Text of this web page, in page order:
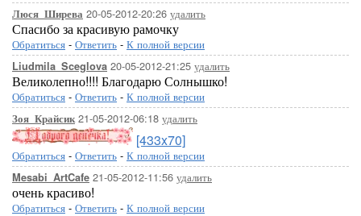
Люся_Ширева 20-05-2012-20:26 удалить
Спасибо за красивую рамочку
Обратиться - Ответить - К полной версии
Liudmila_Sceglova 20-05-2012-21:25 удалить
Великолепно!!!! Благодарю Солнышко!
Обратиться - Ответить - К полной версии
Зоя_Крайсик21-05-2012-06:18 удалить
[433x70]
Обратиться - Ответить - К полной версии
Mesabi_ArtCafe 21-05-2012-11:56 удалить
очень красиво!
Обратиться - Ответить - К полной версии